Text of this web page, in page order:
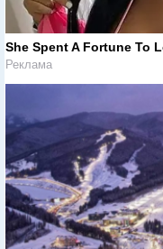
She Spent A Fortune To
Реклама